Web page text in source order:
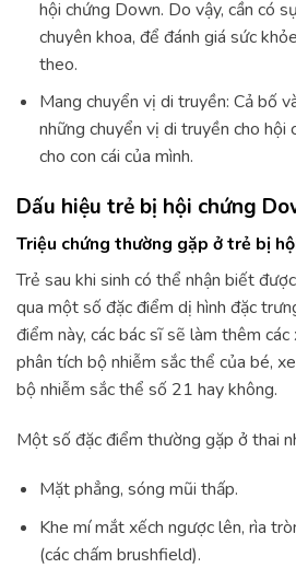
hội chứng Down. Do vậy, cần có
chuyên khoa, để đánh giá sức
theo.
Mang chuyển vị di truyền: Cả bố
những chuyển vị di truyền cho hội
cho con cái của mình.
Dấu hiệu trẻ bị hội chứng
Triệu chứng thường gặp ở trẻ bị
Trẻ sau khi sinh có thể nhận biết
qua một số đặc điểm dị hình đặc
điểm này, các bác sĩ sẽ làm thêm
phân tích bộ nhiễm sắc thể của bé,
bộ nhiễm sắc thể số 21 hay không.
Một số đặc điểm thường gặp ở thai
Mặt phẳng, sóng mũi thấp.
Khe mí mắt xếch ngược lên, rìa
(các chấm brushfield).